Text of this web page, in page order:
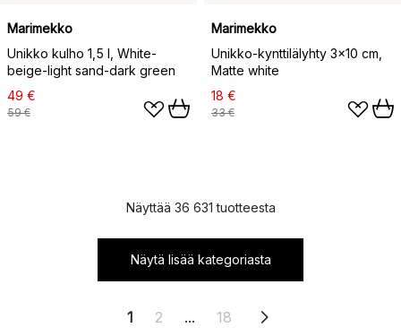
Marimekko
Unikko kulho 1,5 l, White-
beige-light sand-dark green
49 €
59 €
Marimekko
Unikko-kynttilälyhty 3x10 cm,
Matte white
18 €
33 €
Näyttää 36 631 tuotteesta
Näytä lisää kategoriasta
1 2 ... 18